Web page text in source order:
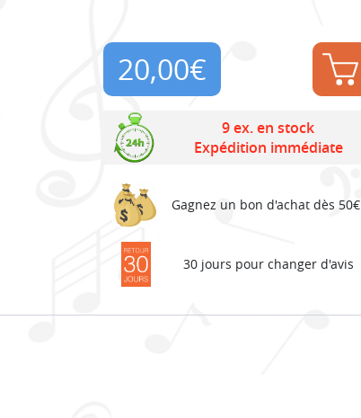
20,00€
9 ex. en stock
Expédition immédiate
Gagnez un bon d'achat dès 50€
30 jours pour changer d'avis